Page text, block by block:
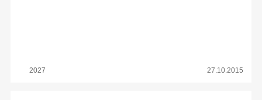
2027 27.10.2015